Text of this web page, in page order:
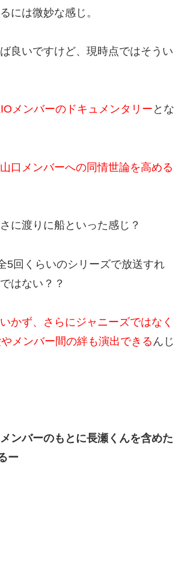
には微妙な感じ。
良いですけど、現時点ではそうい
メンバーのドキュメンタリー とな
山口メンバーへの同情世論を高める
に渡りに船といった感じ？
5回くらいのシリーズで放送すれ
はない？？
かず、さらにジャニーズではなく
メンバー間の絆も演出できるんじ
ンバーのもとに長瀬くんを含めた
ー